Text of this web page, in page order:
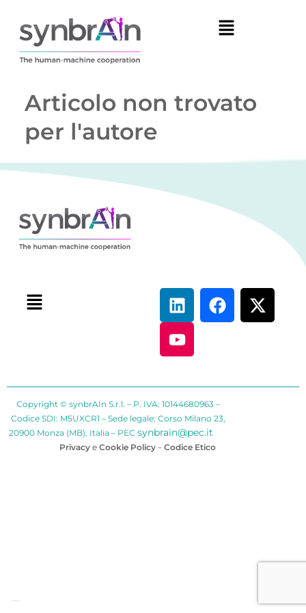
Articolo non trovato
per l'autore
Copyright © synbrAIn S.r.l. – P. IVA: 10144680963 –
Codice SDI: M5UXCR1 – Sede legale: Corso Milano 23,
20900 Monza (MB), Italia – PEC synbrain@pec.it
Privacy e Cookie Policy – Codice Etico